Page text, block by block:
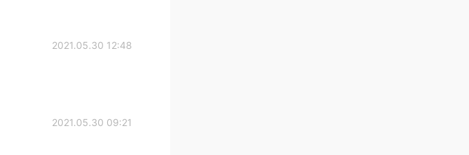
2021.05.30 12:48
2021.05.30 09:21